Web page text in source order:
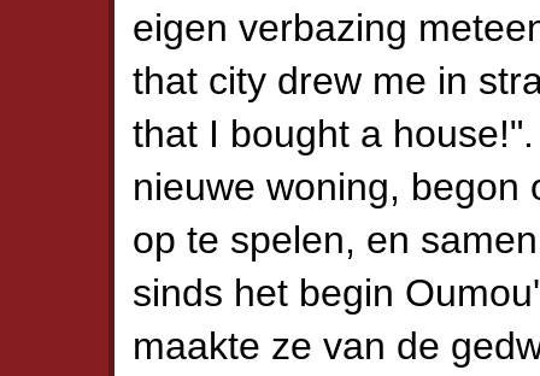
eigen verbazing
that city drew me in
that I bought a
nieuwe woning, begon
op te spelen, en
sinds het begin
maakte ze van de